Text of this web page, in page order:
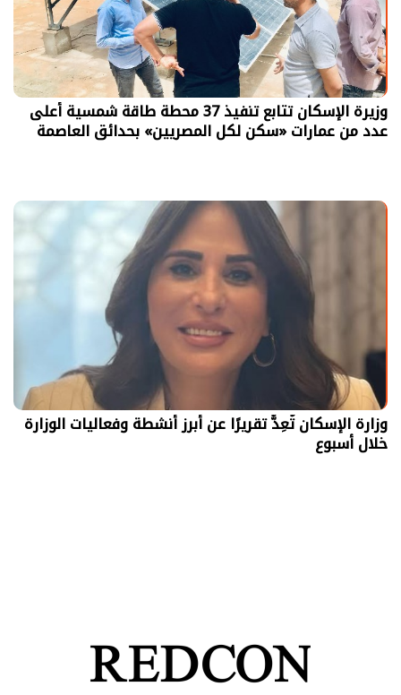
وزيرة الإسكان تتابع تنفيذ 37 محطة طاقة شمسية أعلى
عدد من عمارات «سكن لكل المصريين» بحدائق العاصمة
وزارة الإسكان تُعِدُّ تقريرًا عن أبرز أنشطة وفعاليات الوزارة
خلال أسبوع